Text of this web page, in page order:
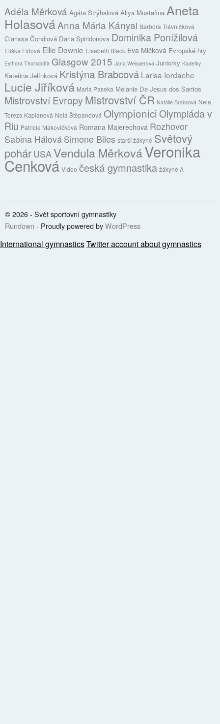
Adéla Měrková Agáta Strýhalová Aliya Mustafina Aneta
HolasováAnna Mária Kányai Barbora Trávničková
Clarissa Čondlová Daria Spiridonova Dominika Ponížilová
Eliška Fiřtová Ellie Downie Elsabeth Black Eva Mičková Evropské hry
Eythora Thorsdottir Glasgow 2015 Jana Weisserová Juniorky Kadetky
Kateřina Jelínková Kristýna Brabcová Larisa Iordache
Lucie Jiříková Maria Paseka Melanie De Jesus dos Santos
Mistrovství Evropy Mistrovství ČR Natálie Brabcová Nela
Tereza Kaplanová Nela Štěpandová OlympioniciOlympiáda v
Riu Patricie Makovičková Romana Majerechová Rozhovor
Sabina HálováSimone Biles starší žákyně Světový
pohárUSA Vendula MěrkováVeronika
Cenková Video česká gymnastika žákyně A
© 2026 - Svět sportovní gymnastiky
Rundown - Proudly powered byWordPress
International gymnasticsTwitter account about gymnastics